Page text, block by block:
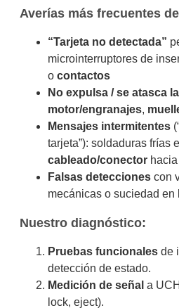
Averías más frecuentes
“Tarjeta no detectada”
microinterruptores de
o contactos
No expulsa / se atasca
motor/engranajes,
Mensajes intermitentes
tarjeta”): soldaduras frías
cableado/conectorhacia
Falsas deteccionescon
mecánicas o suciedad en
Nuestro diagnóstico:
Pruebas funcionalesde
detección de estado.
Medición de señal a
lock, eject).